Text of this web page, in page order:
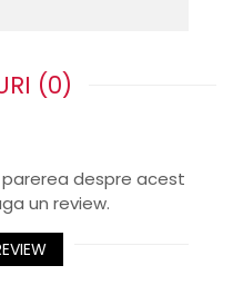
(0)
despre acest
un review.